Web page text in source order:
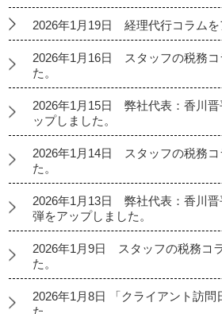
2026年1月19日 経理代行コラムを
2026年1月16日 スタッフの税務コ
た。
2026年1月15日 弊社代表：香川晋
ップしました。
2026年1月14日 スタッフの税務コ
た。
2026年1月13日 弊社代表：香川晋
弾をアップしました。
2026年1月9日 スタッフの税務コ
た。
2026年1月8日 「クライアント訪問
た。